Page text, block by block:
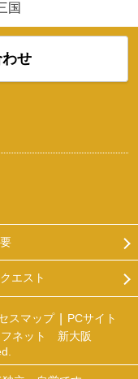
国
せ
エスト
スマップ
PCサイト
フネット 新大阪